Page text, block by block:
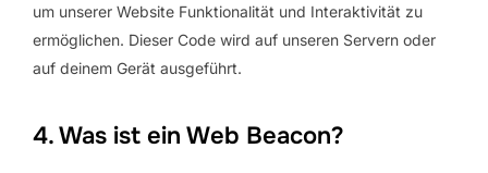
um unserer Website Funktionalität und Interaktivität zu
ermöglichen. Dieser Code wird auf unseren Servern oder
auf deinem Gerät ausgeführt.
4. Was ist ein Web Beacon?